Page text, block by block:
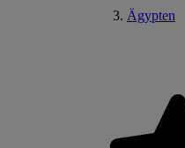
Ägypten